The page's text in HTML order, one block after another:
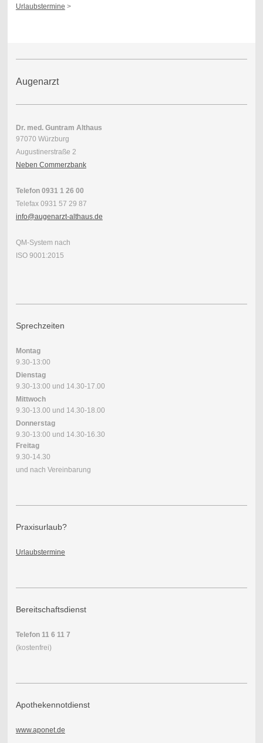
Urlaubstermine >
Augenarzt
Dr. med. Guntram Althaus
97070 Würzburg
Augustinerstraße 2
Neben Commerzbank
Telefon 0931 1 26 00
Telefax 0931 57 29 87
info@augenarzt-althaus.de
QM-System nach
ISO 9001 :2015
Sprechzeiten
Montag
9.30-13:00
Dienstag
9.30-13:00 und 14.30-17.00
Mittwoch
9.30-13.00 und 14.30-18.00
Donnerstag
9.30-13:00 und 14.30-16.30
Freitag
9.30-14.30
und nach Vereinbarung
Praxisurlaub?
Urlaubstermine
Bereitschaftsdienst
Telefon 11 6 11 7
(kostenfrei)
Apothekennotdienst
www.aponet.de